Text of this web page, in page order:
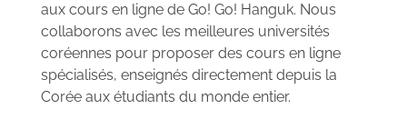
aux cours en ligne de Go! Go! Hanguk. Nous
collaborons avec les meilleures universités
coréennes pour proposer des cours en ligne
spécialisés, enseignés directement depuis la
Corée aux étudiants du monde entier.